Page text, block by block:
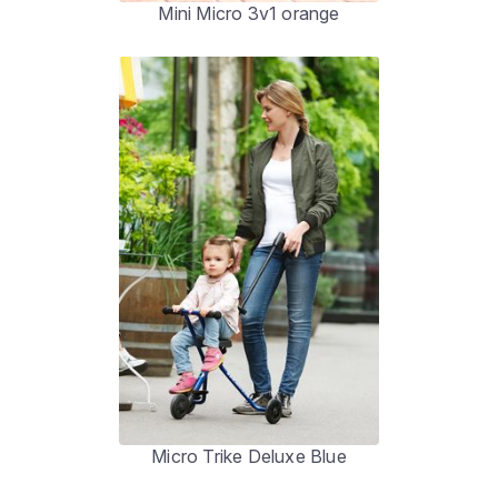
Mini Micro 3v1 orange
Micro Trike Deluxe Blue